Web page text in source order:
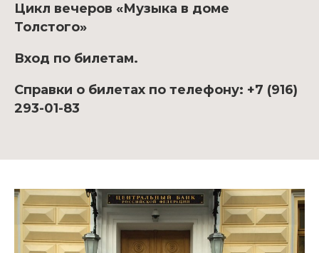
Цикл вечеров «Музыка в доме
Толстого»
Вход по билетам.
Справки о билетах по телефону: +7 (916)
293-01-83